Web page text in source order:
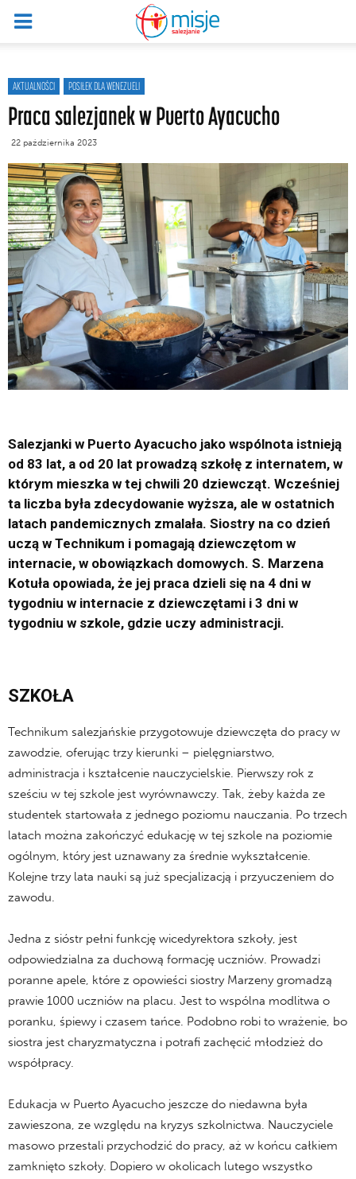
AKTUALNOŚCI POSIŁEK DLA WENEZUELI
Praca salezjanek w Puerto Ayacucho
22 października 2023
Salezjanki w Puerto Ayacucho jako wspólnota istnieją
od 83 lat, a od 20 lat prowadzą szkołę z internatem, w
którym mieszka w tej chwili 20 dziewcząt. Wcześniej
ta liczba była zdecydowanie wyższa, ale w ostatnich
latach pandemicznych zmalała. Siostry na co dzień
uczą w Technikum i pomagają dziewczętom w
internacie, w obowiązkach domowych. S. Marzena
Kotuła opowiada, że jej praca dzieli się na 4 dni w
tygodniu w internacie z dziewczętami i 3 dni w
tygodniu w szkole, gdzie uczy administracji.
SZKOŁA
Technikum salezjańskie przygotowuje dziewczęta do pracy w
zawodzie, oferując trzy kierunki – pielęgniarstwo,
administracja i kształcenie nauczycielskie. Pierwszy rok z
sześciu w tej szkole jest wyrównawczy. Tak, żeby każda ze
studentek startowała z jednego poziomu nauczania. Po trzech
latach można zakończyć edukację w tej szkole na poziomie
ogólnym, który jest uznawany za średnie wykształcenie.
Kolejne trzy lata nauki są już specjalizacją i przyuczeniem do
zawodu.
Jedna z sióstr pełni funkcję wicedyrektora szkoły, jest
odpowiedzialna za duchową formację uczniów. Prowadzi
poranne apele, które z opowieści siostry Marzeny gromadzą
prawie 1000 uczniów na placu. Jest to wspólna modlitwa o
poranku, śpiewy i czasem tańce. Podobno robi to wrażenie, bo
siostra jest charyzmatyczna i potrafi zachęcić młodzież do
współpracy.
Edukacja w Puerto Ayacucho jeszcze do niedawna była
zawieszona, ze względu na kryzys szkolnictwa. Nauczyciele
masowo przestali przychodzić do pracy, aż w końcu całkiem
zamknięto szkoły. Dopiero w okolicach lutego wszystko